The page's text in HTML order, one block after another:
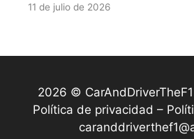
11 de julio de 2026
2026 ©
Política de privacidad –